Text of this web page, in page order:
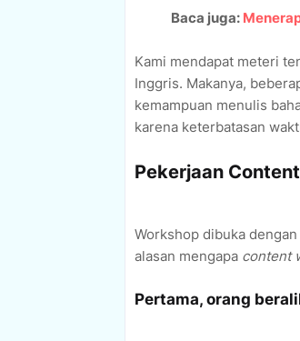
Baca juga:
Kami mendapat meteri
Inggris. Makanya,
kemampuan menulis
karena keterbatasan
Pekerjaan
Workshop dibuka
alasan mengapa content
Pertama, orang